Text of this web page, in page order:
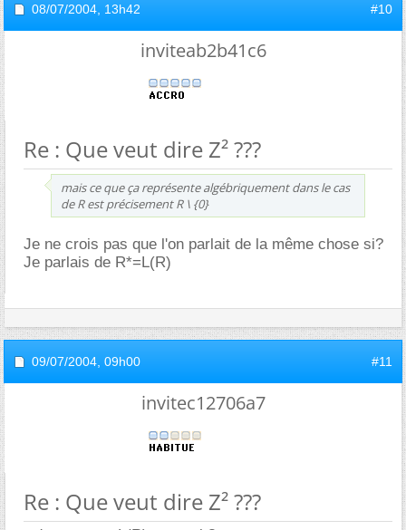
08/07/2004, 13h42 #10
inviteab2b41c6
Re : Que veut dire Z² ???
mais ce que ça représente algébriquement dans le cas
de R est précisement R \ {0}
Je ne crois pas que l'on parlait de la même chose si?
Je parlais de R*=L(R)
09/07/2004, 09h00 #11
invitec12706a7
Re : Que veut dire Z² ???